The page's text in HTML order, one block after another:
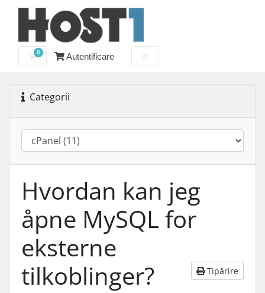
0
Coș de cumpărături
Autentificare
Categorii
Hvordan kan jeg
åpne MySQL for
eksterne
tilkoblinger?
Tipărire